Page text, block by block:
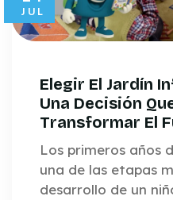
JUL
Elegir El Jardín
Una Decisión
Transformar El
Los primeros años
una de las etapas
desarrollo de un